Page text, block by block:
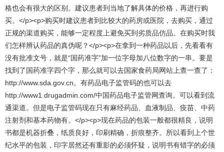
格也会有很大的区别。建议患者到当地了解具体的价格，再进行购
买。</p><p>购买时建议患者到比较大的药房或医院，去购买，通过
正规的渠道购买，能够一定程度上避免买到劣质品仿品。在购买时我
们怎样辨认药品的真伪呢？</p><p>在拿到一种药品以后，先看看有
没有批准文号，就是“国药准字”加一位字母加八位数字的一串。要是
找到了国药准字四个字，那么就可以去国家食药局网站上查一查了：
http://www.sda.gov.cn。有药品电子监管码的也可以去
http://www1.drugadmin.com/中国药品电子监管网查询。可以看到流
通渠道。但是电子监管码现在只有麻经药品、血液制品、疫苗、中药
注射剂和基本药物有。</p><p>现在药品的包装一般都很精良，说明
书都是机器折叠，纸质良好，印刷精确，折痕整齐。所以看到上个世
纪水平的包装，印字居然还有重影的必须怀疑，说明书有错字的必须